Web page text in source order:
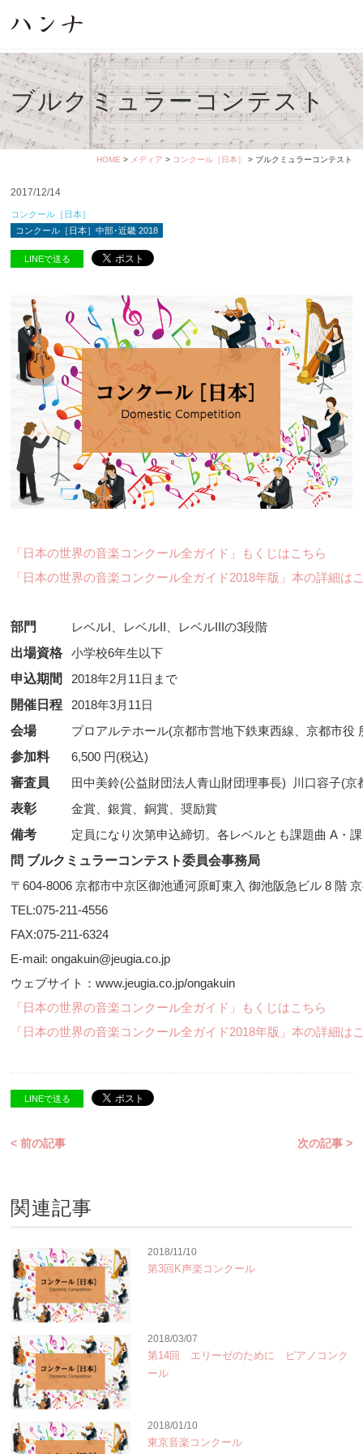
ブルクミュラーコンテスト
HOME > メディア > コンクール［日本］ > ブルクミュラーコンテスト
2017/12/14
コンクール［日本］
コンクール［日本］中部･近畿 2018
LINEで送る
「日本の世界の音楽コンクール全ガイド」もくじはこちら
「日本の世界の音楽コンクール全ガイド2018年版」本の詳細は
部門
レベルI、レベルII、レベルIIIの3段階
出場資格
小学校6年生以下
申込期間
2018年2月11日まで
開催日程
2018年3月11日
会場
プロアルテホール(京都市営地下鉄東西線、京都市役
参加料
6,500 円(税込)
審査員
田中美鈴(公益財団法人青山財団理事長) 川口容子(京
表彰
金賞、銀賞、銅賞、奨励賞
備考
定員になり次第申込締切。各レベルとも課題曲 A・
問 ブルクミュラーコンテスト委員会事務局
〒604-8006 京都市中京区御池通河原町東入 御池阪急ビル 8 階
TEL:075-211-4556
FAX:075-211-6324
E-mail: ongakuin@jeugia.co.jp
ウェブサイト：www.jeugia.co.jp/ongakuin
「日本の世界の音楽コンクール全ガイド」もくじはこちら
「日本の世界の音楽コンクール全ガイド2018年版」本の詳細は
LINEで送る
< 前の記事 次の記事 >
関連記事
2018/11/10
第3回K声楽コンクール
2018/03/07
第14回 エリーゼのために ピアノコンク
ール
2018/01/10
東京音楽コンクール